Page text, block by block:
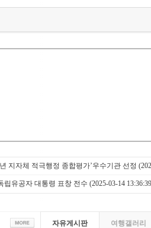
지자체 적극행정 종합평가’우수기관 선정
립유공자 대통령 표창 전수 (2025-03-14
자유게시판 여행갤러리